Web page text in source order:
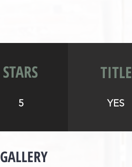
STARS
5
TITLE
YES
GALLERY